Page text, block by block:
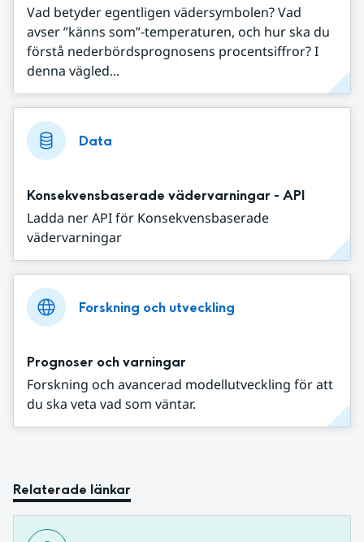
Vad betyder egentligen vädersymbolen? Vad
avser ”känns som”-temperaturen, och hur ska du
förstå nederbördsprognosens procentsiffror? I
denna vägled...
Data
Konsekvensbaserade vädervarningar - API
Ladda ner API för Konsekvensbaserade
vädervarningar
Forskning och utveckling
Prognoser och varningar
Forskning och avancerad modellutveckling för att
du ska veta vad som väntar.
Relaterade länkar